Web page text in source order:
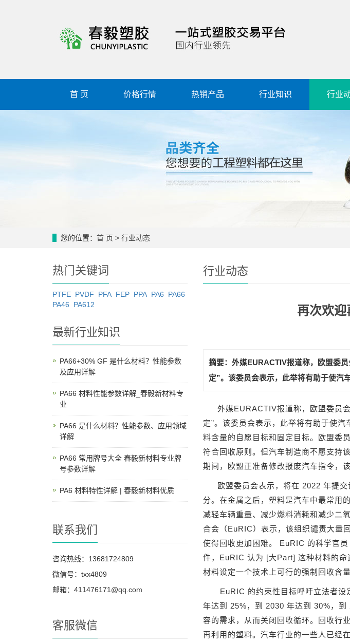
首 页 价格行情 热销产品 行业知识 行业
您的位置： 首 页 > 行业动态
行业动态
再次欢
摘要：外媒EURACTIV报道称，欧盟委
定”。该委员会表示，此举将有助于使汽
外媒EURACTIV报道称，欧盟委员
定”。该委员会表示，此举将有助于使
料含量的自愿目标和固定目标。欧盟委
符合回收原则。但汽车制造商不愿支持
期间，欧盟正准备修改报废汽车指令，
欧盟委员会表示，将在 2022 年提
分。在金属之后，塑料是汽车中最常用
减轻车辆重量、减少燃料消耗和减少二
合会（EuRIC）表示，该组织谴责大量
使得回收更加困难。 EuRIC 的科学官
件，EuRIC 认为 [大Part] 这种材料的命
材料设定一个技术上可行的强制回收含量
EuRIC 的约束性目标呼吁立法者
年达到 25%，到 2030 年达到 30%，
容的需求，从而关闭回收循环。回收行
再利用的塑料。汽车行业的一些人已经
热门关键词
PTFE PVDF PFA FEP PPA PA6
PA66
PA46
PA612
最新行业知识
PA66+30% GF 是什么材料？性能参数
及应用详解
PA66 材料性能参数详解_春毅新材料专
业
PA66 是什么材料？性能参数、应用领域
详解
PA66 常用牌号大全 春毅新材料专业牌
号参数详解
PA6 材料特性详解 | 春毅新材料优质
联系我们
咨询热线：13681724809
微信号：txx4809
邮箱：411476171@qq.com
客服微信